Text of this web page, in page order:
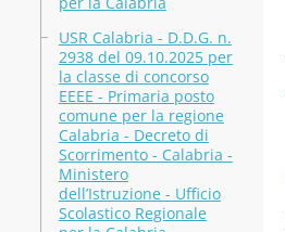
USR Calabria - D.D.G. n.
2938 del 09.10.2025 per
la classe di concorso
EEEE - Primaria posto
comune per la regione
Calabria - Decreto di
Scorrimento - Calabria -
Ministero
dell’Istruzione - Ufficio
Scolastico Regionale